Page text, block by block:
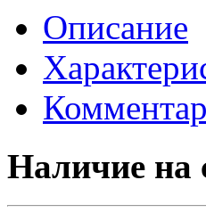
Описание
Наличие на